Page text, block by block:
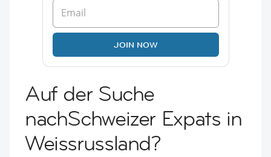
JOIN NOW
Auf der Suche
nachSchweizer Expats in
Weissrussland?